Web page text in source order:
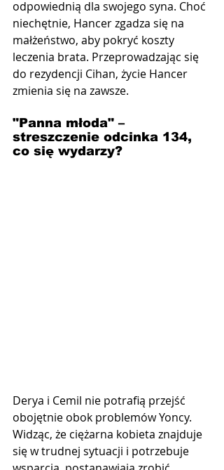
odpowiednią dla swojego syna. Choć
niechętnie, Hancer zgadza się na
małżeństwo, aby pokryć koszty
leczenia brata. Przeprowadzając się
do rezydencji Cihan, życie Hancer
zmienia się na zawsze.
"Panna młoda" –
streszczenie odcinka 134,
co się wydarzy?
Derya i Cemil nie potrafią przejść
obojętnie obok problemów Yoncy.
Widząc, że ciężarna kobieta znajduje
się w trudnej sytuacji i potrzebuje